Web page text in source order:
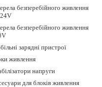
безперебійного живлення
безперебійного живлення
зарядні пристрої
живлення
напруги
для блоків живлення